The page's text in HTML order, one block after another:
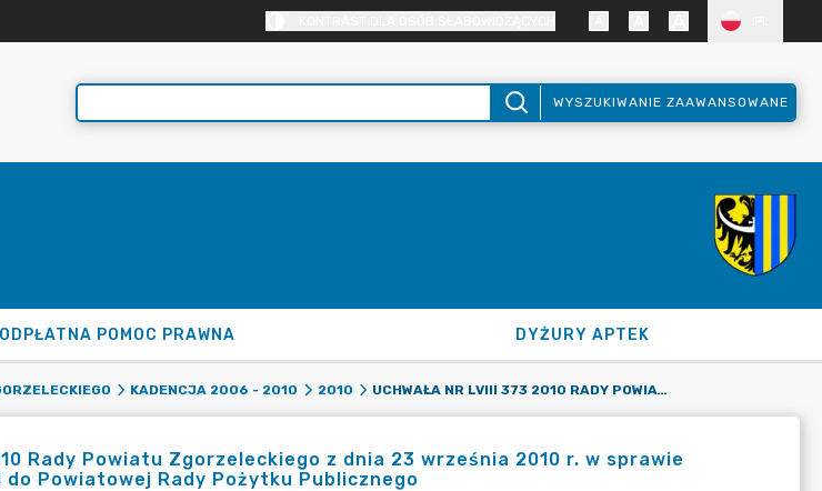
WYSZUKIWANIE ZAAWANSOWANE
POMOC PRAWNA DYŻURY APTEK
KADENCJA 2006 - 2010 2010 UCHWAŁA NR LVIII 373 2010 RADY POWIATU ZGORZELECKIEGO Z DNIA 23 WRZEŚNIA 2010 R. W SPRAWIE WYBORU PRZEDSTAWICIELI DO POWIATOWEJ RADY POŻYTKU PUBLICZNEGO
Rady Powiatu Zgorzeleckiego z dnia 23 września 2010 r. w sprawie
Powiatowej Rady Pożytku Publicznego